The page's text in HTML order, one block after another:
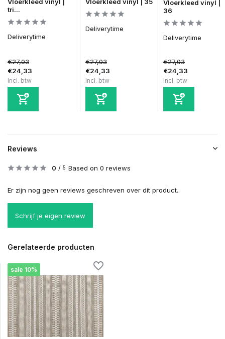
Vloerkleed vinyl |
tri...
Deliverytime
€27,03
€24,33
Incl. btw
Vloerkleed vinyl | 35
Deliverytime
€27,03
€24,33
Incl. btw
Vloerkleed vinyl |
36
Deliverytime
€27,03
€24,33
Incl. btw
Reviews
0 / 5 Based on 0 reviews
Er zijn nog geen reviews geschreven over dit product..
Schrijf je eigen review
Gerelateerde producten
sale 10%